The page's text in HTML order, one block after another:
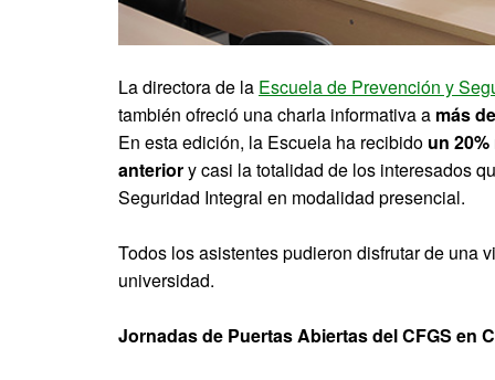
La directora de la Escuela de Prevención y
también ofreció una charla informativa a más de
En esta edición, la Escuela ha recibido un
anteriory casi la totalidad de los interesados
Seguridad Integral en modalidad presencial.
Todos los asistentes pudieron disfrutar de una
universidad.
Jornadas de Puertas Abiertas del CFGS en